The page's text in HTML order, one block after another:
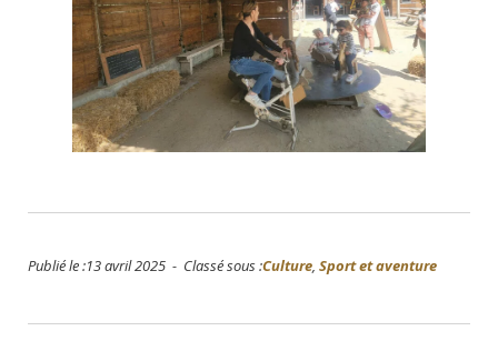
Publié le :13 avril 2025 - Classé sous :Culture, Sport et aventure